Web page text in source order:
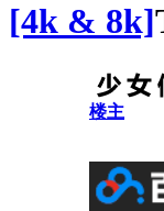
[4k & 8k]
楼主